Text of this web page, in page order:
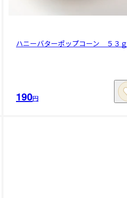
ハニーバターポップコーン ５３ｇ
190円